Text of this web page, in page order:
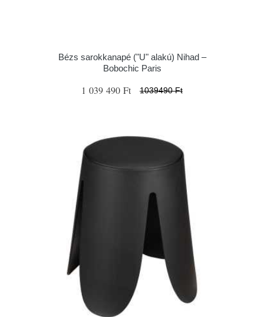
Bézs sarokkanapé ("U" alakú) Nihad –
Bobochic Paris
1 039 490 Ft 1039490 Ft